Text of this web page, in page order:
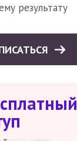
результату